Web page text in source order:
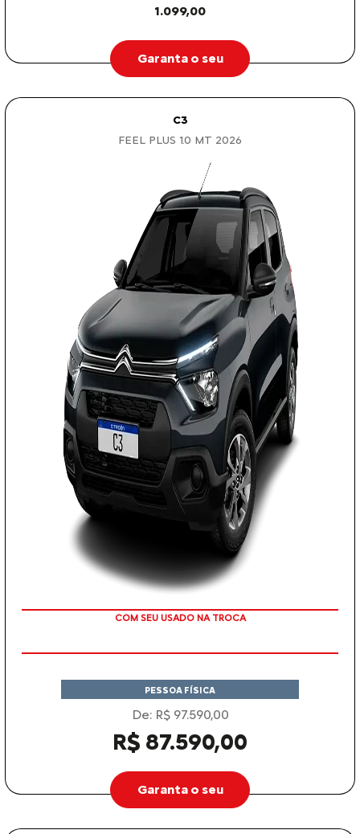
1.099,00
Garanta o seu
C3
FEEL PLUS 1.0 MT 2026
TAXA ZERO
PESSOA FÍSICA
De: R$ 97.590,00
R$ 87.590,00
Garanta o seu